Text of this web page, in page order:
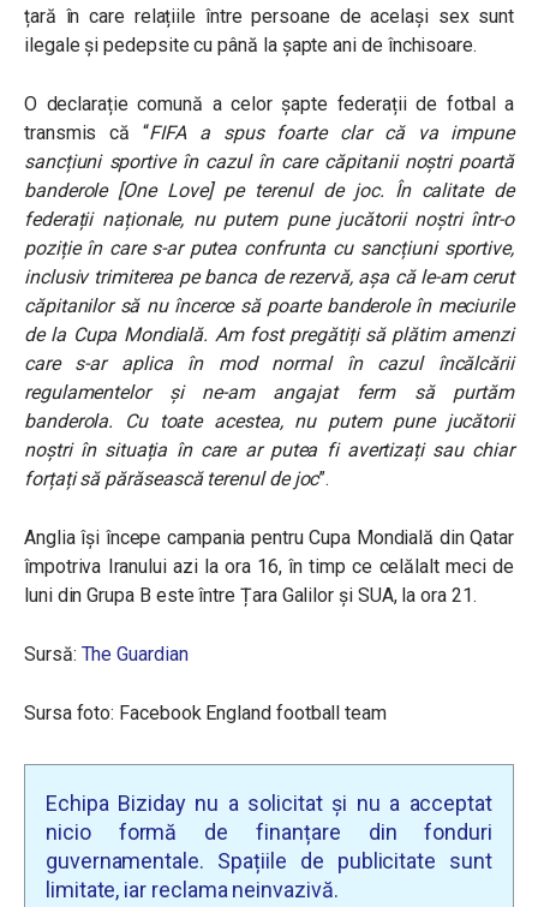
țară în care relațiile între persoane de același sex sunt
ilegale și pedepsite cu până la șapte ani de închisoare.
O declarație comună a celor șapte federații de fotbal a
transmis că “FIFA a spus foarte clar că va impune
sancțiuni sportive în cazul în care căpitanii noștri poartă
banderole [One Love] pe terenul de joc. În calitate de
federații naționale, nu putem pune jucătorii noștri într-o
poziție în care s-ar putea confrunta cu sancțiuni sportive,
inclusiv trimiterea pe banca de rezervă, așa că le-am cerut
căpitanilor să nu încerce să poarte banderole în meciurile
de la Cupa Mondială. Am fost pregătiți să plătim amenzi
care s-ar aplica în mod normal în cazul încălcării
regulamentelor și ne-am angajat ferm să purtăm
banderola. Cu toate acestea, nu putem pune jucătorii
noștri în situația în care ar putea fi avertizați sau chiar
forțați să părăsească terenul de joc”.
Anglia își începe campania pentru Cupa Mondială din Qatar
împotriva Iranului azi la ora 16, în timp ce celălalt meci de
luni din Grupa B este între Țara Galilor și SUA, la ora 21.
Sursă: The Guardian
Sursa foto: Facebook England football team
Echipa Biziday nu a solicitat și nu a acceptat
nicio formă de finanțare din fonduri
guvernamentale. Spațiile de publicitate sunt
limitate, iar reclama neinvazivă.